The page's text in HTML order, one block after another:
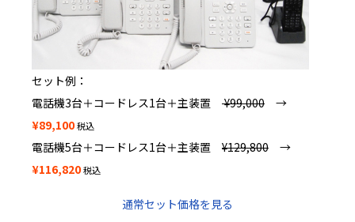
セット例：
電話機3台＋コードレス1台＋主装置 ¥99,000 →
¥89,100税込
電話機5台＋コードレス1台＋主装置 ¥129,800 →
¥116,820税込
通常セット価格を見る